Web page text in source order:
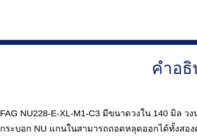
คำอธิ
FAG NU228-E-XL-M1-C3 มีขนาดวงใน 140 มิล
กระบอก NU แกนในสามารถถอดหลุดออกได้ทั้งสอ